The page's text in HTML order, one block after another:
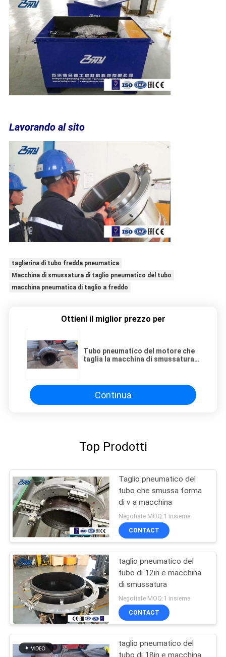
Lavorando al sito
taglierina di tubo fredda pneumatica
Macchina di smussatura di taglio pneumatico del tubo
macchina pneumatica di taglio a freddo
Ottieni il miglior prezzo per
Tubo pneumatico del motore che
taglia la macchina di smussatura
Continua
Top Prodotti
Taglio pneumatico del
tubo che smussa forma
di v a macchina
Negotiate MOQ:1 insieme
CONTACT
taglio pneumatico del
tubo di 12in e macchina
di smussatura
Negotiate MOQ:1 insieme
CONTACT
taglio pneumatico del
tubo di 18in e macchina